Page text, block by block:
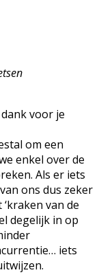
voor je
om een
enkel over de
Als er iets
ons dus zeker
van de
degelijk in op
iets